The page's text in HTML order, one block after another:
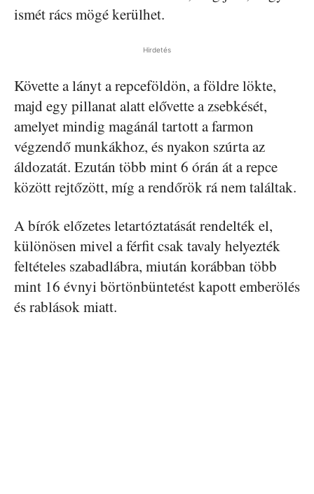
ismét rács mögé kerülhet.
Hirdetés
Követte a lányt a repceföldön, a földre lökte,
majd egy pillanat alatt elővette a zsebkését,
amelyet mindig magánál tartott a farmon
végzendő munkákhoz, és nyakon szúrta az
áldozatát. Ezután több mint 6 órán át a repce
között rejtőzött, míg a rendőrök rá nem találtak.
A bírók előzetes letartóztatását rendelték el,
különösen mivel a férfit csak tavaly helyezték
feltételes szabadlábra, miután korábban több
mint 16 évnyi börtönbüntetést kapott emberölés
és rablások miatt.